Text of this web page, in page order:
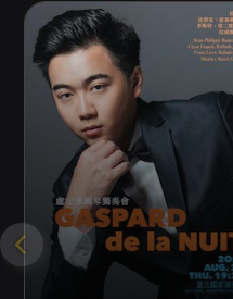
轉帳），購買前請先
現金或信用卡購買
ELEVEN ibon、全
ET）。超商購票僅
最多可購8張票券。 -
場館提供電子票；實
示選項為準，取票方
方式請分次購買。超
付10元手續費，每筆
國內郵寄另收50元郵
價為300、500、
中同步錄影），請